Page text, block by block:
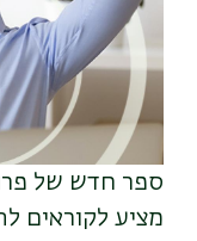
ספר חדש של
מציע לקוראים